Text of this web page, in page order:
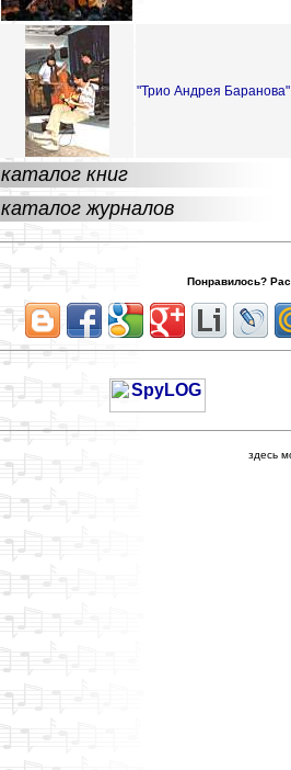
"Трио Андрея Баранова"
каталог книг
каталог журналов
Понравилось?
здесь